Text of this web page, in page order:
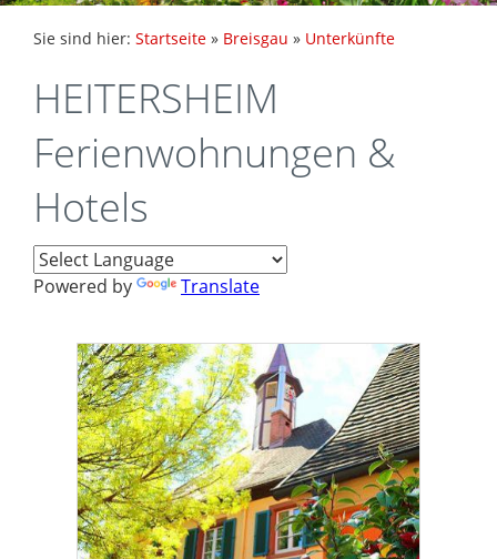
Sie sind hier: Startseite » Breisgau » Unterkünfte
HEITERSHEIM
Ferienwohnungen &
Hotels
Powered by Translate